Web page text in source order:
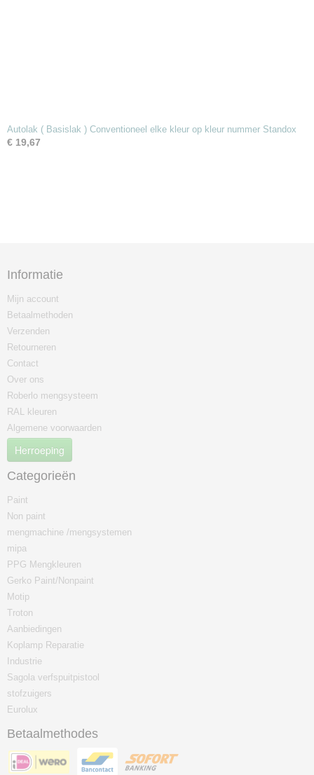
Autolak ( Basislak ) Conventioneel elke kleur op kleur nummer Standox
€ 19,67
Informatie
Mijn account
Betaalmethoden
Verzenden
Retourneren
Contact
Over ons
Roberlo mengsysteem
RAL kleuren
Algemene voorwaarden
Herroeping
Categorieën
Paint
Non paint
mengmachine /mengsystemen
mipa
PPG Mengkleuren
Gerko Paint/Nonpaint
Motip
Troton
Aanbiedingen
Koplamp Reparatie
Industrie
Sagola verfspuitpistool
stofzuigers
Eurolux
Betaalmethodes